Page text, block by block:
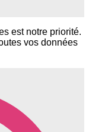
est notre priorité.
vos données